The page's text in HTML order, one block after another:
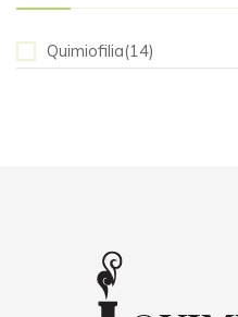
Quimiofilia(14)